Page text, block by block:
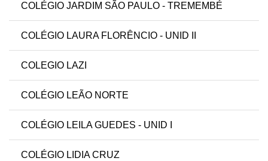
COLÉGIO JARDIM SÃO PAULO - TREMEMBÉ
COLÉGIO LAURA FLORÊNCIO - UNID II
COLEGIO LAZI
COLÉGIO LEÃO NORTE
COLÉGIO LEILA GUEDES - UNID I
COLÉGIO LIDIA CRUZ